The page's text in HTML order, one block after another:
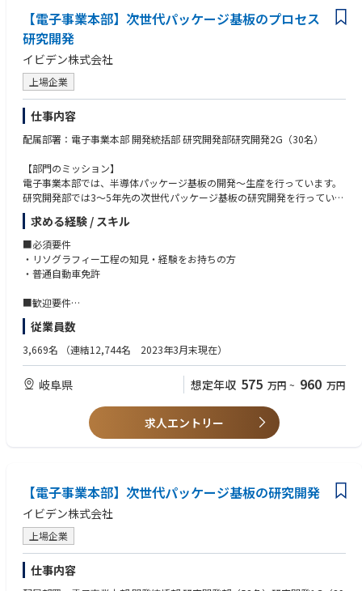
・ 顧客と市場のトレンドを把握/分析し、ビジネス機会を発掘し、顧客の
ニーズを先取りした販売戦略を立案/実行する。
・ 顧客に密着したQCD（Quality,Cost, Delivery）のフォローを行い、顧客
満足度の向上、売上およびビジネスシェアの拡大ににつなげる。(Quality
や Deliveryの専門部署があるので、本ポジションは多少関わっていくよ
うなイメージである)
・ 顧客生産計画情報から当社製品の需要予測を行い、短期~長期の生産、
売上計画に反映する。
・ 製品の開発および生産に関して、社内関連部門へ情報提供を行い連携
し、開発から納入までのトータルマネジメントをリードする。
・ 海外姉妹会社と連絡を密に行い、情報の共有化と連携の強化により、グ
ローバルでより良いサービスを顧客に提供する。
【電子事業本部】次世代パッケージ基板のプロセス
研究開発
イビデン株式会社
上場企業
仕事内容
配属部署：電子事業本部 開発統括部 研究開発部研究開発2G（30名）
【部門のミッション】
電子事業本部では、半導体パッケージ基板の開発～生産を行っています。
研究開発部では3～5年先の次世代パッケージ基板の研究開発を行っていま
す。配属Gではプロセスの要素技術開発を担当し、別Gにてパッケージの
構造や工程設計などを行っています。
【業務内容】
ICパッケージ基板の微細配線形成プロセス開発を行っていただきます。
する予定です。
っていただきます。
【業務の魅力】
・まだ世の中にない次世代パッケージのプロセス開発を経験いただけま
す。
世の中に向けて新しい製品を自ら作り出すことができる業務です。
・大手半導体メーカー、材料や装置メーカー、大学等幅広くネットワーク
求める経験 / スキル
■必須要件
・リソグラフィー工程の知見・経験をお持ちの方
・普通自動車免許
■歓迎要件
・レジストに関する知識をお持ちの方
従業員数
3,669名 （連結12,744名 2023年3月末現在）
岐阜県 想定年収 575 万円 ~ 960 万円
求人エントリー
【電子事業本部】次世代パッケージ基板の研究開発
イビデン株式会社
上場企業
仕事内容